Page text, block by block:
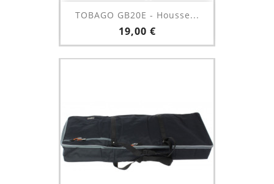
TOBAGO GB20E - Housse...
Prix
19,00 €